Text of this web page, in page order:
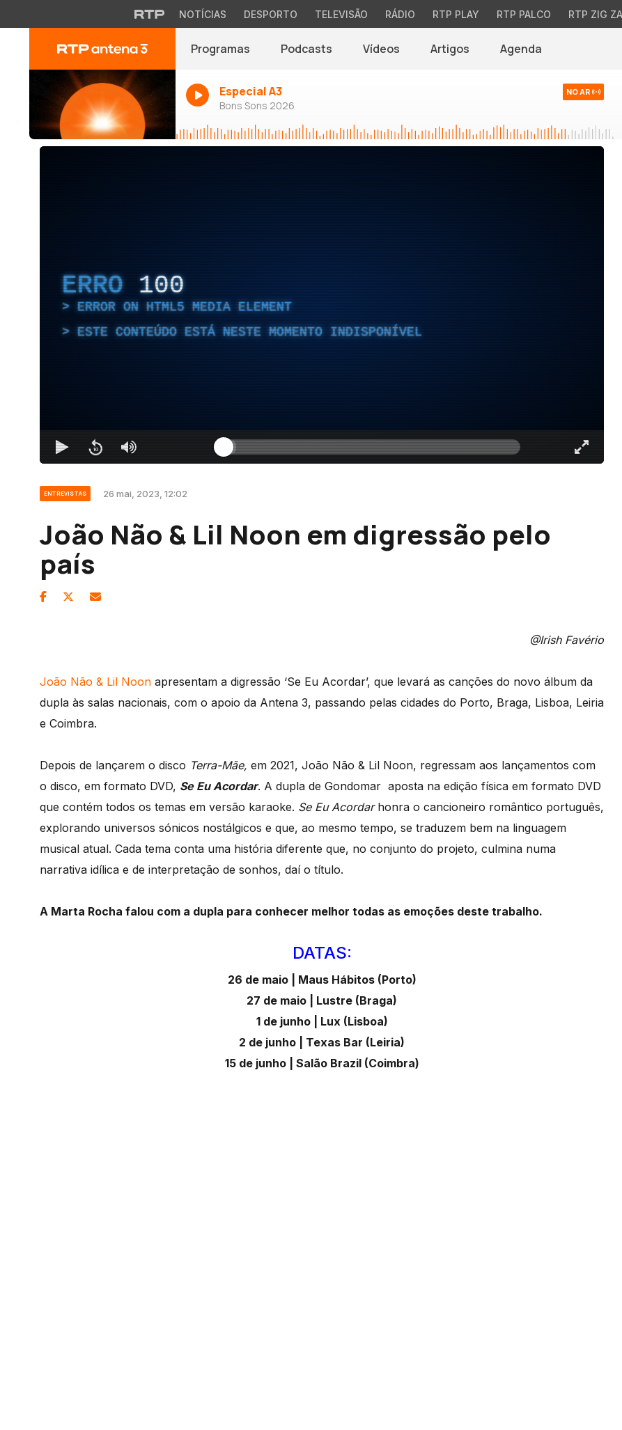
NOTÍCIAS DESPORTO TELEVISÃO RÁDIO RTP PLAY RTP PALCO RTP ZIG
Programas Podcasts Vídeos Artigos Agenda
Especial A3
Bons Sons 2026
NO AR
ERRO 100
ERROR ON HTML5 MEDIA ELEMENT
ESTE CONTEÚDO ESTÁ NESTE MOMENTO INDISPONÍVEL
ENTREVISTAS 26 mai, 2023, 12:02
João Não & Lil Noon em digressão pelo
país
@Irish Favério
João Não & Lil Noon apresentam a digressão ‘Se Eu Acordar’, que levará as canções do novo álbum da
dupla às salas nacionais, com o apoio da Antena 3, passando pelas cidades do Porto, Braga, Lisboa, Leiria
e Coimbra.
Depois de lançarem o disco Terra-Mãe, em 2021, João Não & Lil Noon, regressam aos lançamentos com
o disco, em formato DVD, Se Eu Acordar. A dupla de Gondomar aposta na edição física em formato DVD
que contém todos os temas em versão karaoke. Se Eu Acordarhonra o cancioneiro romântico português,
explorando universos sónicos nostálgicos e que, ao mesmo tempo, se traduzem bem na linguagem
musical atual. Cada tema conta uma história diferente que, no conjunto do projeto, culmina numa
narrativa idílica e de interpretação de sonhos, daí o título.
A Marta Rocha falou com a dupla para conhecer melhor todas as emoções deste trabalho.
DATAS:
26 de maio | Maus Hábitos (Porto)
27 de maio | Lustre (Braga)
1 de junho | Lux (Lisboa)
2 de junho | Texas Bar (Leiria)
15 de junho | Salão Brazil (Coimbra)